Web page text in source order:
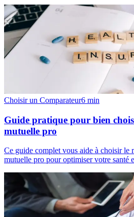
Choisir un Comparateur6 min
Guide pratique pour bien
mutuelle pro
Ce guide complet vous aide à choisir le
mutuelle pro pour optimiser votre santé